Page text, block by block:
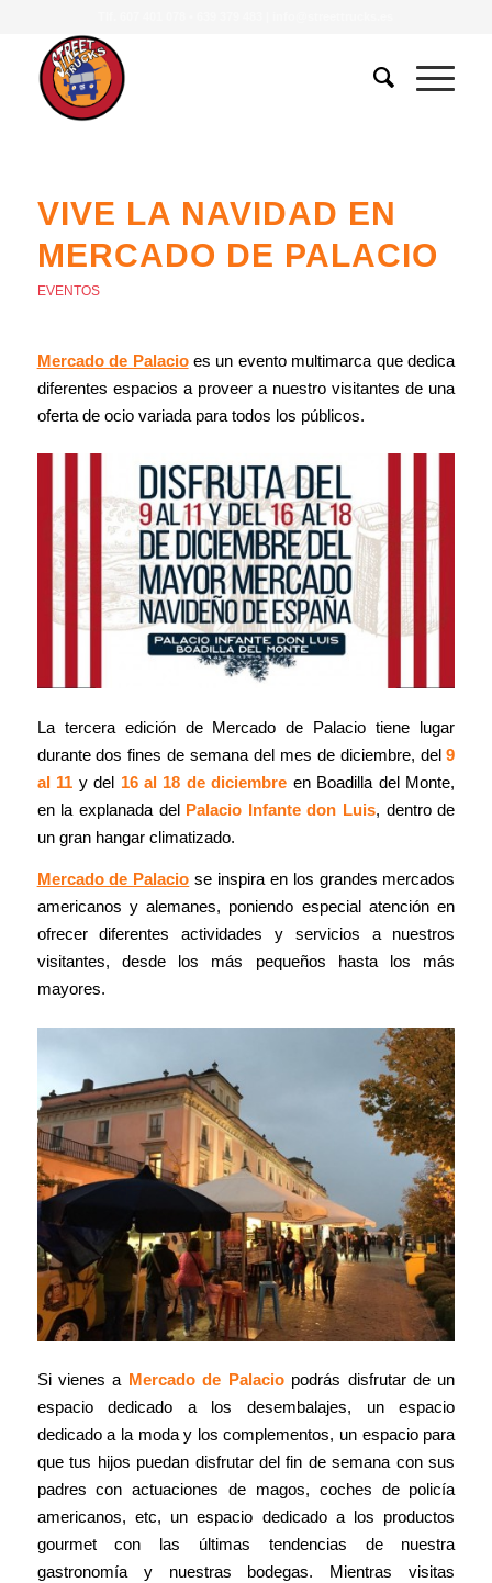
VIVE LA NAVIDAD EN
MERCADO DE PALACIO
EVENTOS
Mercado de Palacioes un evento multimarca que dedica
diferentes espacios a proveer a nuestro visitantes de una
oferta de ocio variada para todos los públicos.
La tercera edición de Mercado de Palacio tiene lugar
durante dos fines de semana del mes de diciembre, del9
al 11 y del 16 al 18 de diciembre en Boadilla del Monte,
en la explanada del Palacio Infante don Luis, dentro de
un gran hangar climatizado.
Mercado de Palacio se inspira en los grandes mercados
americanos y alemanes, poniendo especial atención en
ofrecer diferentes actividades y servicios a nuestros
visitantes, desde los más pequeños hasta los más
mayores.
Si vienes a Mercado de Palaciopodrás disfrutar de un
espacio dedicado a los desembalajes, un espacio
dedicado a la moda y los complementos, un espacio para
que tus hijos puedan disfrutar del fin de semana con sus
padres con actuaciones de magos, coches de policía
americanos, etc, un espacio dedicado a los productos
gourmet con las últimas tendencias de nuestra
gastronomía y nuestras bodegas. Mientras visitas